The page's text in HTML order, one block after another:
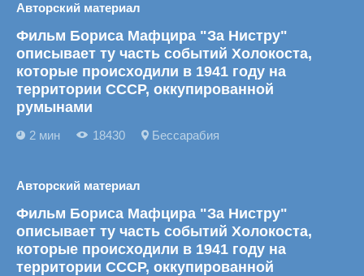
Авторский материал
Фильм Бориса Мафцира "За Нистру"
описывает ту часть событий Холокоста,
которые происходили в 1941 году на
территории СССР, оккупированной
румынами
2 мин 18430 Бессарабия
Авторский материал
Фильм Бориса Мафцира "За Нистру"
описывает ту часть событий Холокоста,
которые происходили в 1941 году на
территории СССР, оккупированной